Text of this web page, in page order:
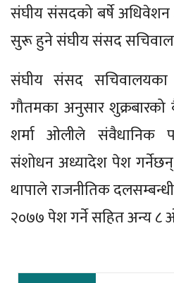
संघीय संसदको बर्षे
सुरू हुने संघीय संसद
संघीय संसद सचिवालयका
गौतमका अनुसार शुक्रबारको
शर्मा ओलीले संवैधानिक
संशोधन अध्यादेश पेश गर्नेछन्
थापाले राजनीतिक
२०७७ पेश गर्ने सहित अन्य ८